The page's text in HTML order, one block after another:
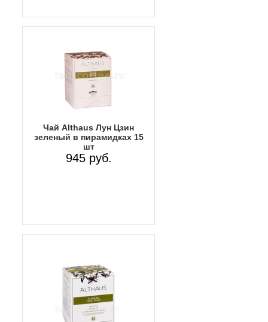
Чай Althaus Лун Цзин
зеленый в пирамидках 15
шт
945 руб.